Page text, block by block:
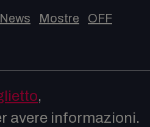
News Mostre
OFF
,
avere informazioni.